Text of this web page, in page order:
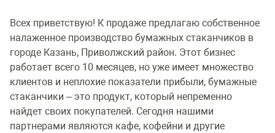
Всех приветствую! К продаже предлагаю собственное
налаженное производство бумажных стаканчиков в
городе Казань, Приволжский район. Этот бизнес
работает всего 10 месяцев, но уже имеет множество
клиентов и неплохие показатели прибыли, бумажные
стаканчики – это продукт, который непременно
найдет своих покупателей. Сегодня нашими
партнерами являются кафе, кофейни и другие